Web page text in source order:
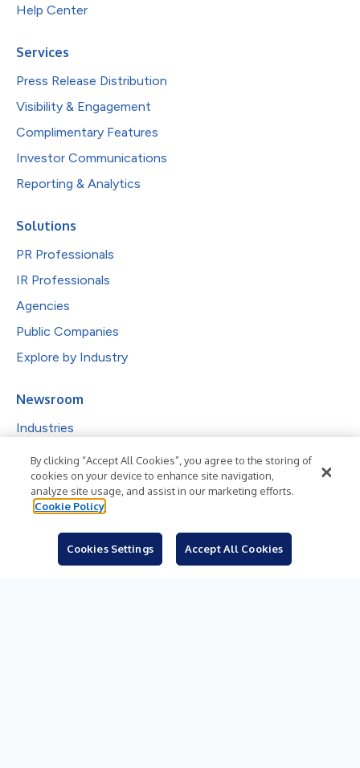
Help Center
Services
Press Release Distribution
Visibility & Engagement
Complimentary Features
Investor Communications
Reporting & Analytics
Solutions
PR Professionals
IR Professionals
Agencies
Public Companies
Explore by Industry
Newsroom
Industries
Subjects
Languages
For Journalists
By clicking “Accept All Cookies”, you agree to the storing of
cookies on your device to enhance site navigation,
analyze site usage, and assist in our marketing efforts.
Cookie Policy
Cookies Settings Accept All Cookies